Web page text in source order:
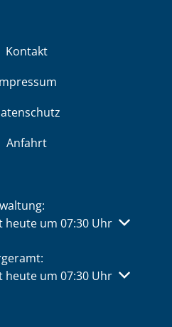
Kontakt
Anfahrt
oder Schließzeiten
heute um 07:30 Uhr
oder Schließzeiten
heute um 07:30 Uhr